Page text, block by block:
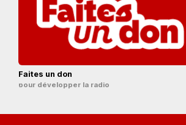
Faites un don
pour développer la radio